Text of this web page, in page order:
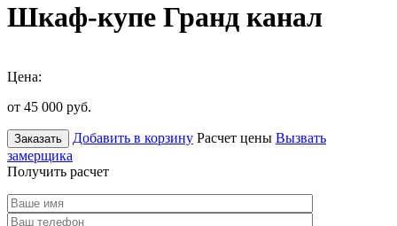
Шкаф-купе Гранд канал
Цена:
от 45 000 руб.
Заказать Добавить в корзину Расчет цены Вызвать
замерщика
Получить расчет